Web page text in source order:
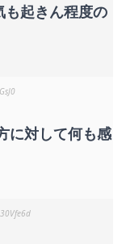
も起きん程度の
に対して何も感